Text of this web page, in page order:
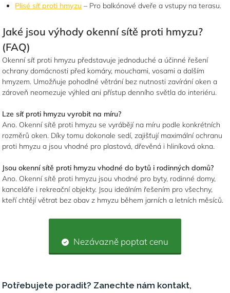
Plisé síť proti hmyzu – Pro balkónové dveře a vstupy na terasu.
Jaké jsou výhody okenní sítě proti hmyzu?
(FAQ)
Okenní síť proti hmyzu představuje jednoduché a účinné řešení
ochrany domácnosti před komáry, mouchami, vosami a dalším
hmyzem. Umožňuje pohodlné větrání bez nutnosti zavírání oken a
zároveň neomezuje výhled ani přístup denního světla do interiéru.
Lze síť proti hmyzu vyrobit na míru?
Ano. Okenní sítě proti hmyzu se vyrábějí na míru podle konkrétních
rozměrů oken. Díky tomu dokonale sedí, zajišťují maximální ochranu
proti hmyzu a jsou vhodné pro plastová, dřevěná i hliníková okna.
Jsou okenní sítě proti hmyzu vhodné do bytů i rodinných domů?
Ano. Okenní sítě proti hmyzu jsou vhodné pro byty, rodinné domy,
kanceláře i rekreační objekty. Jsou ideálním řešením pro všechny,
kteří chtějí větrat bez obav z hmyzu během jarních a letních měsíců.
Nezávazně poptat cenu
Potřebujete poradit? Zanechte nám kontakt,